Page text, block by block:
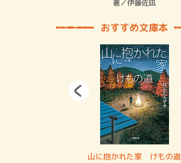
著／伊藤佐凪
おすすめ文庫本
山に抱かれた家 けもの道